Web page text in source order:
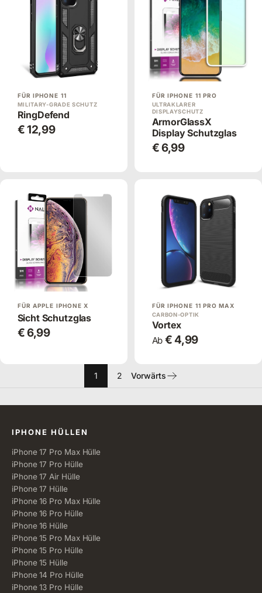
FÜR IPHONE 11
MILITARY-GRADE SCHUTZ
RingDefend
€ 12,99
FÜR IPHONE 11 PRO
ULTRAKLARER
DISPLAYSCHUTZ
ArmorGlassX
Display Schutzglas
€ 6,99
FÜR APPLE IPHONE X
Sicht Schutzglas
€ 6,99
FÜR IPHONE 11 PRO MAX
CARBON-OPTIK
Vortex
Ab € 4,99
1 2 Vorwärts
Alle Kategorien
IPHONE HÜLLEN
iPhone 17 Pro Max Hülle
iPhone 17 Pro Hülle
iPhone 17 Air Hülle
iPhone 17 Hülle
iPhone 16 Pro Max Hülle
iPhone 16 Pro Hülle
iPhone 16 Hülle
iPhone 15 Pro Max Hülle
iPhone 15 Pro Hülle
iPhone 15 Hülle
iPhone 14 Pro Hülle
iPhone 13 Pro Hülle